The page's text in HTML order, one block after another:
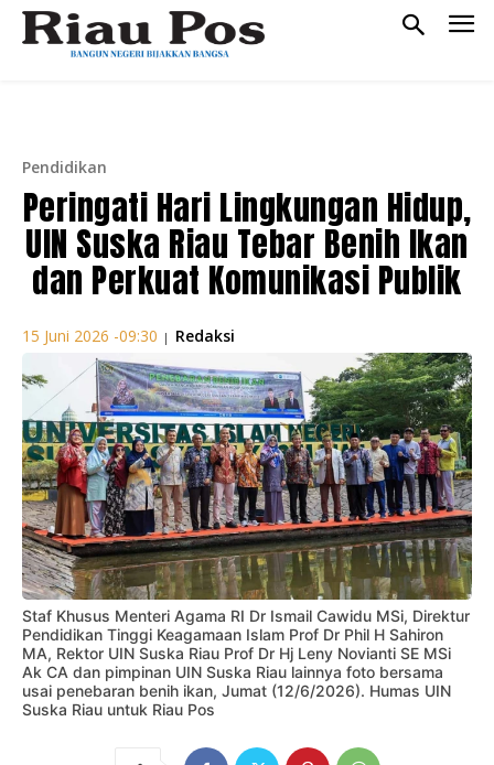
Pendidikan
Peringati Hari Lingkungan Hidup,
UIN Suska Riau Tebar Benih Ikan
dan Perkuat Komunikasi Publik
15 Juni 2026 -09:30 | Redaksi
Staf Khusus Menteri Agama RI Dr Ismail Cawidu MSi, Direktur
Pendidikan Tinggi Keagamaan Islam Prof Dr Phil H Sahiron
MA, Rektor UIN Suska Riau Prof Dr Hj Leny Novianti SE MSi
Ak CA dan pimpinan UIN Suska Riau lainnya foto bersama
usai penebaran benih ikan, Jumat (12/6/2026). Humas UIN
Suska Riau untuk Riau Pos